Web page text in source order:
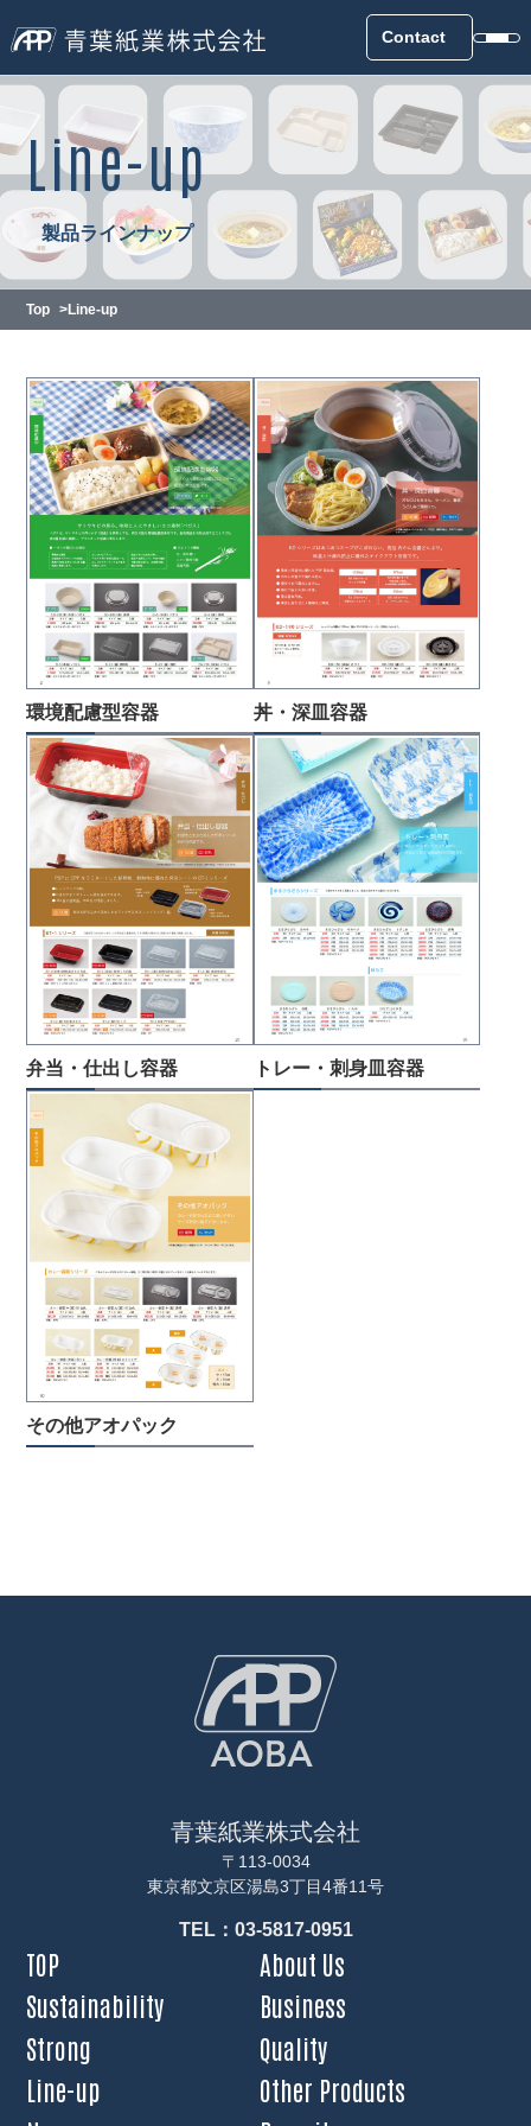
Contact
Line-up
製品ラインナップ
Top Line-up
環境配慮型容器 丼・深皿容器
弁当・仕出し容器 トレー・刺身皿容器
その他アオパック
青葉紙業株式会社
〒113-0034
東京都文京区湯島3丁目4番11号
TEL：03-5817-0951
TOP
About Us
Sustainability
Business
Strong
Quality
Line-up
Other Products